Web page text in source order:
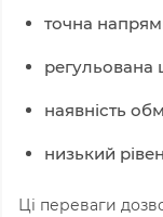
точна
регульована
наявність
низький
Ці переваги